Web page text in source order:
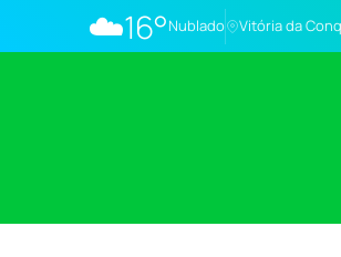
☁️16°Nublado Vitória da